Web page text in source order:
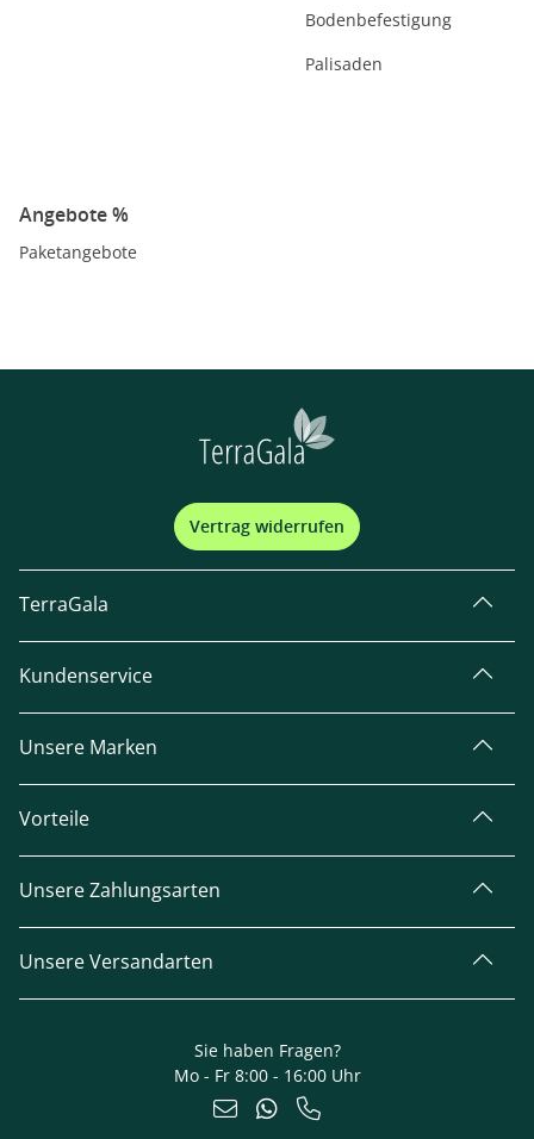
Bodenbefestigung
Palisaden
Angebote %
Paketangebote
Vertrag widerrufen
TerraGala
Kundenservice
Unsere Marken
Vorteile
Unsere Zahlungsarten
Unsere Versandarten
Sie haben Fragen?
Mo - Fr 8:00 - 16:00 Uhr